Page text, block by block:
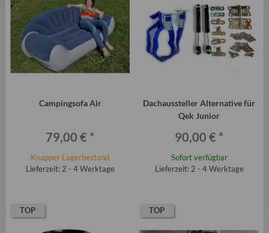
Campingsofa Air
79,00 € *
Knapper Lagerbestand
Lieferzeit: 2 - 4 Werktage
Dachaussteller Alternative für
Qek Junior
90,00 € *
Sofort verfügbar
Lieferzeit: 2 - 4 Werktage
TOP TOP